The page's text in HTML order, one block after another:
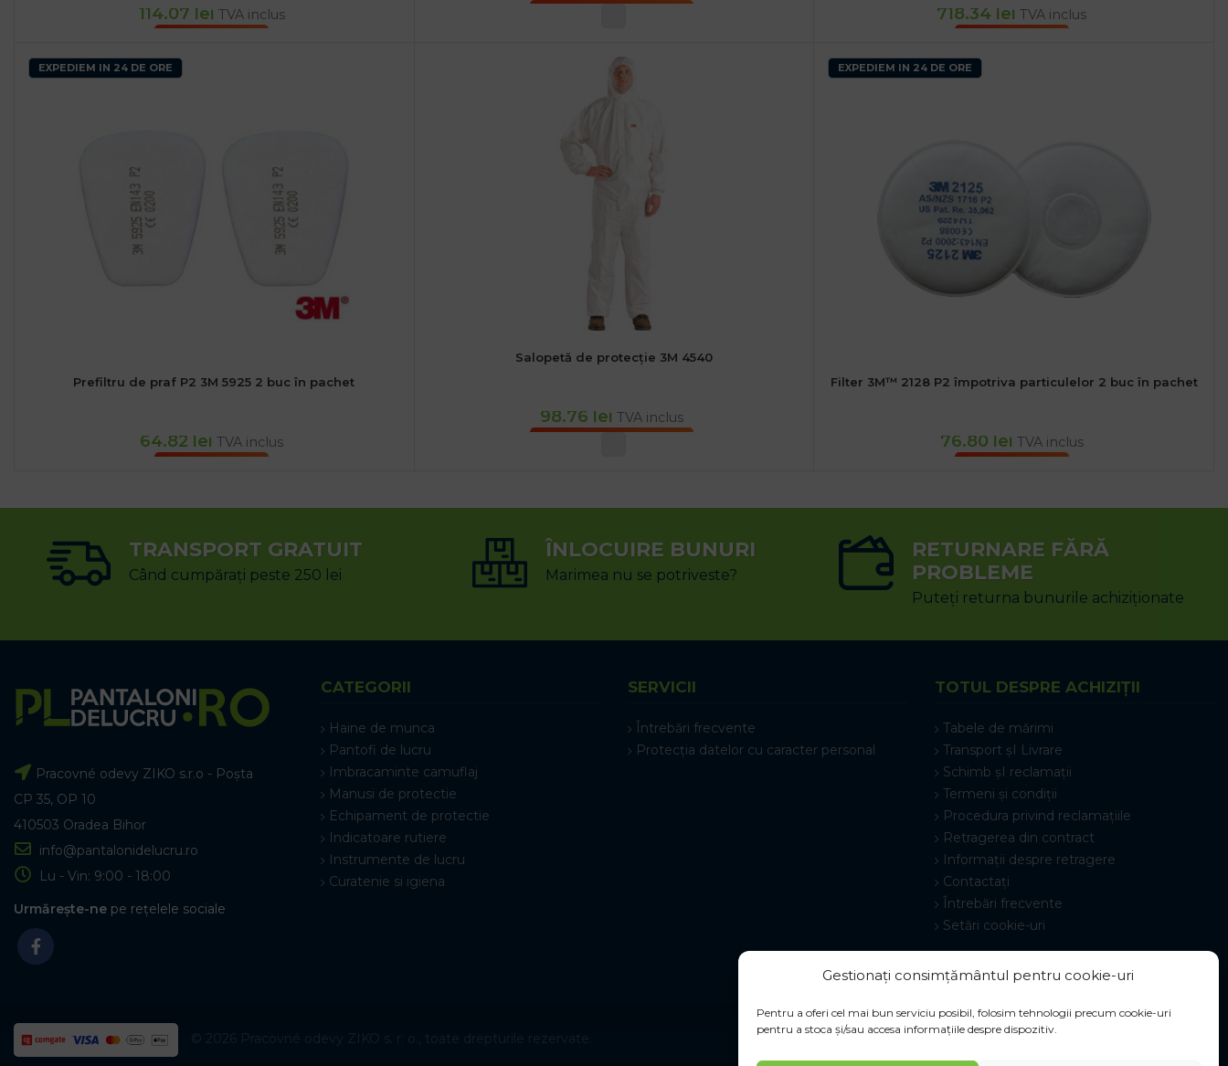
Gestionați consimțământul pentru cookie-uri
Pentru a oferi cel mai bun serviciu posibil, folosim tehnologii precum cookie-uri
pentru a stoca și/sau accesa informațiile despre dispozitiv.
114.07 lei TVA inclus 718.34 lei TVA inclus
EXPEDIEM IN 24 DE ORE
Prefiltru de praf P2 3M 5925 2 buc în pachet
64.82 lei TVA inclus
Salopetă de protecție 3M 4540
98.76 lei TVA inclus
EXPEDIEM IN 24 DE ORE
Filter 3M™ 2128 P2 împotriva particulelor 2 buc în pachet
76.80 lei TVA inclus
TRANSPORT GRATUIT
Când cumpărați peste 250 lei
ÎNLOCUIRE BUNURI
Marimea nu se potriveste?
RETURNARE FĂRĂ
PROBLEME
Puteți returna bunurile achiziționate
Pracovné odevy ZIKO s.r.o - Poșta
CP 35, OP 10
410503 Oradea Bihor
info@pantalonidelucru.ro
Lu - Vin: 9:00 - 18:00
Urmărește-ne pe rețelele sociale
CATEGORII
Haine de munca
Pantofi de lucru
Imbracaminte camuflaj
Manusi de protectie
Echipament de protectie
Indicatoare rutiere
Instrumente de lucru
Curatenie si igiena
SERVICII
Întrebări frecvente
Protecția datelor cu caracter personal
TOTUL DESPRE ACHIZIȚII
Tabele de mărimi
Transport șI Livrare
Schimb șI reclamații
Termeni și condiții
Procedura privind reclamațiile
Retragerea din contract
Informații despre retragere
Contactați
Întrebări frecvente
Setări cookie-uri